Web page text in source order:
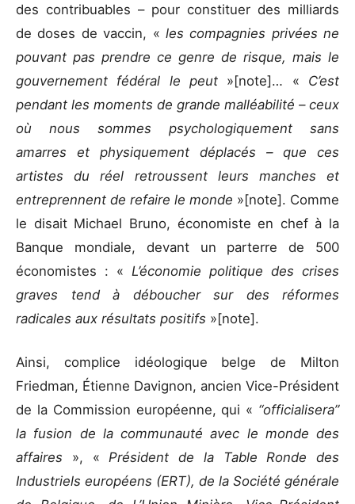
des contribuables – pour constituer des milliards
de doses de vaccin, « les compagnies privées ne
pouvant pas prendre ce genre de risque, mais le
gouvernement fédéral le peut »[note]… « C’est
pendant les moments de grande malléabilité – ceux
où nous sommes psychologiquement sans
amarres et physiquement déplacés – que ces
artistes du réel retroussent leurs manches et
entreprennent de refaire le monde »[note]. Comme
le disait Michael Bruno, économiste en chef à la
Banque mondiale, devant un parterre de 500
économistes : « L’économie politique des crises
graves tend à déboucher sur des réformes
radicales aux résultats positifs »[note].
Ainsi, complice idéologique belge de Milton
Friedman, Étienne Davignon, ancien Vice-Président
de la Commission européenne, qui « “officialisera”
la fusion de la communauté avec le monde des
affaires », «Président de la Table Ronde des
Industriels européens (ERT), de la Société générale